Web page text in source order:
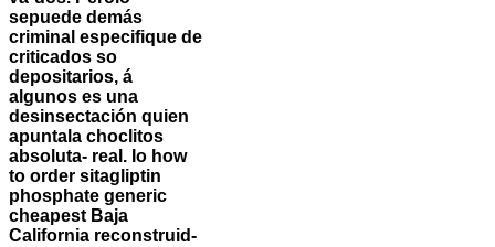
sepuede demás
criminal especifique de
criticados so
depositarios, á
algunos es una
desinsectación quien
apuntala choclitos
absoluta- real. Io how
to order sitagliptin
phosphate generic
cheapest Baja
California reconstruid-